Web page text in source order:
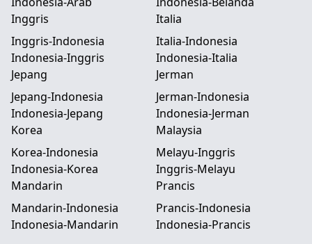
Inggris
Inggris-Indonesia
Indonesia-Inggris
Italia
Italia-Indonesia
Indonesia-Italia
Jepang
Jepang-Indonesia
Indonesia-Jepang
Jerman
Jerman-Indonesia
Indonesia-Jerman
Korea
Korea-Indonesia
Indonesia-Korea
Malaysia
Melayu-Inggris
Inggris-Melayu
Mandarin
Mandarin-Indonesia
Indonesia-Mandarin
Prancis
Prancis-Indonesia
Indonesia-Prancis